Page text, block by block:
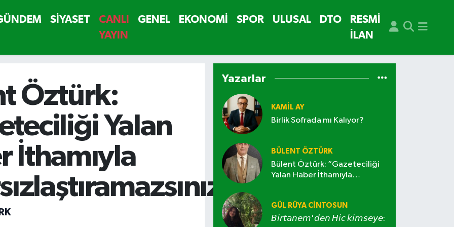
SİYASET
CANLI
YAYIN
GENEL EKONOMİ SPOR ULUSAL DTO
RESMİ
İLAN
Öztürk:
Yalan
İthamıyla
Yazarlar
KAMIL AY
Birlik Sofrada mı Kalıyor?
BÜLENT ÖZTÜRK
Bülent Öztürk: “Gazeteciliği
Yalan Haber İthamıyla
GÜL RÜYA CİNTOSUN
𝘉𝘪𝘳𝘵𝘢𝘯𝘦𝘮'𝘥𝘦𝘯 𝘏𝘪𝘤 𝘬𝘪𝘮𝘴𝘦𝘺𝘦: